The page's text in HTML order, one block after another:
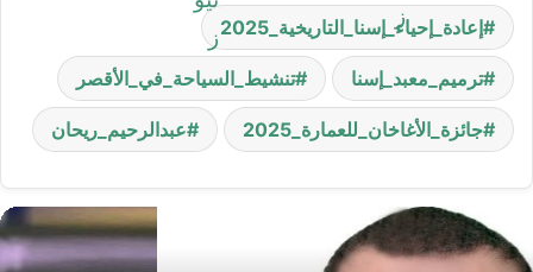
إعادة_إحياء_إسنا_التاريخية_2025
ترميم_معبد_إسنا تنشيط_السياحة_في_الأقصر
جائزة_الأغاخان_للعمارة_2025 عبدالرحيم_ريحان